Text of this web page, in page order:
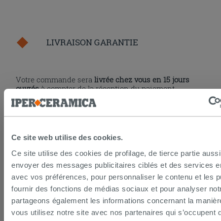
Ce site web utilise des cookies.
Ce site utilise des cookies de profilage, de tierce partie
envoyer des messages publicitaires ciblés et des services
avec vos préférences, pour personnaliser le contenu et les
fournir des fonctions de médias sociaux et pour analyser
partageons également les informations concernant la
vous utilisez notre site avec nos partenaires qui s’occupent
LIVRAISON GARANTIE
Votre commande seralivrée chez vous en 15 jours
ouvrésà compter de la réception du paiement.
Les échantillons sont habituellement livrés en
quelques jours.
IPERCERAMICA collabore depuis de nombreuses
transports internationaux et l'expédition des produits
est suivie par tracking.
Pour en savoir plus consultez la rubrique délais et
coûts de livraison.
PAIEMENT SÉCURISÉ